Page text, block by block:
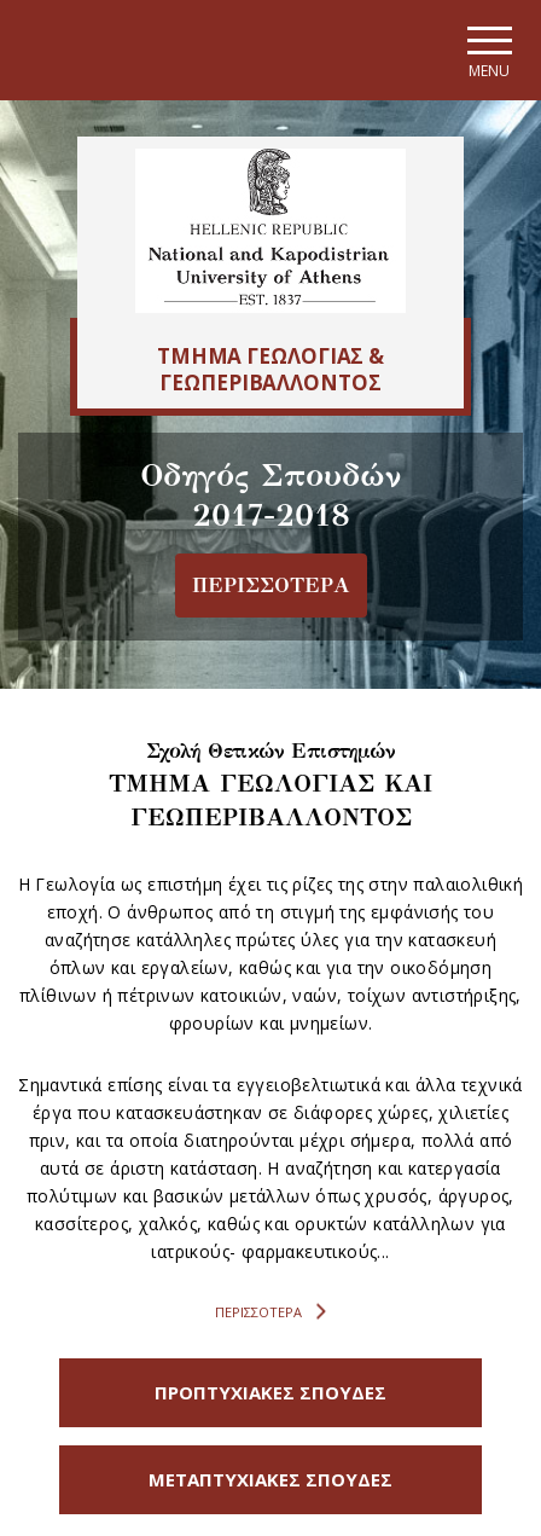
MENU
ΤΜΗΜΑ ΓΕΩΛΟΓΙΑΣ &
ΓΕΩΠΕΡΙΒΑΛΛΟΝΤΟΣ
Οδηγός Σπουδών
2017-2018
ΠΕΡΙΣΣΟΤΕΡΑ
Σχολή Θετικών Επιστημών
ΤΜΗΜΑ ΓΕΩΛΟΓΙΑΣ ΚΑΙ
ΓΕΩΠΕΡΙΒΑΛΛΟΝΤΟΣ
Η Γεωλογία ως επιστήμη έχει τις ρίζες της στην παλαιολιθική
εποχή. Ο άνθρωπος από τη στιγμή της εμφάνισής του
αναζήτησε κατάλληλες πρώτες ύλες για την κατασκευή
όπλων και εργαλείων, καθώς και για την οικοδόμηση
πλίθινων ή πέτρινων κατοικιών, ναών, τοίχων αντιστήριξης,
φρουρίων και μνημείων.
Σημαντικά επίσης είναι τα εγγειοβελτιωτικά και άλλα τεχνικά
έργα που κατασκευάστηκαν σε διάφορες χώρες, χιλιετίες
πριν, και τα οποία διατηρούνται μέχρι σήμερα, πολλά από
αυτά σε άριστη κατάσταση. Η αναζήτηση και κατεργασία
πολύτιμων και βασικών μετάλλων όπως χρυσός, άργυρος,
κασσίτερος, χαλκός, καθώς και ορυκτών κατάλληλων για
ιατρικούς- φαρμακευτικούς...
ΠΕΡΙΣΣΟΤΕΡΑ
ΠΡΟΠΤΥΧΙΑΚΕΣ ΣΠΟΥΔΕΣ
ΜΕΤΑΠΤΥΧΙΑΚΕΣ ΣΠΟΥΔΕΣ